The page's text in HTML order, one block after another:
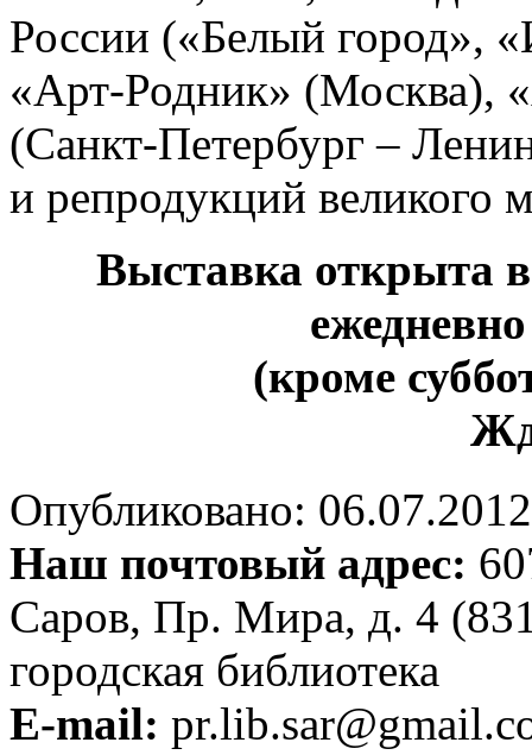
России («Белый город»,
«Арт-Родник» (Москва),
(Санкт-Петербург –
и репродукций великого
Выставка открыта
(кроме
Опубликовано:
Наш почтовый адрес:
Саров, Пр. Мира, д. 4
городская библиотека
E-mail: